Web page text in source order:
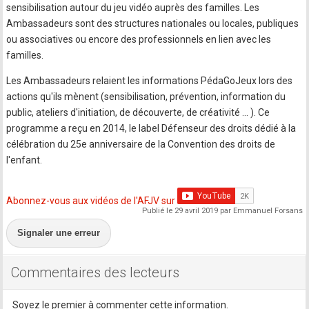
sensibilisation autour du jeu vidéo auprès des familles. Les
Ambassadeurs sont des structures nationales ou locales, publiques
ou associatives ou encore des professionnels en lien avec les
familles.
Les Ambassadeurs relaient les informations PédaGoJeux lors des
actions qu'ils mènent (sensibilisation, prévention, information du
public, ateliers d'initiation, de découverte, de créativité ... ). Ce
programme a reçu en 2014, le label Défenseur des droits dédié à la
célébration du 25e anniversaire de la Convention des droits de
l'enfant.
Abonnez-vous aux vidéos de l'AFJV sur
Publié le 29 avril 2019 par Emmanuel Forsans
Signaler une erreur
Commentaires des lecteurs
Soyez le premier à commenter cette information.